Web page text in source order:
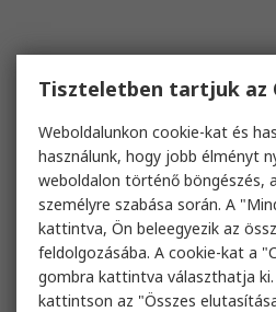
Tiszteletben tartjuk az
Weboldalunkon cookie-kat és
használunk, hogy jobb élményt
weboldalon történő böngészés,
személyre szabása során. A
kattintva, Ön beleegyezik az
feldolgozásába. A cookie-kat a
gombra kattintva választhatja
kattintson az "Összes